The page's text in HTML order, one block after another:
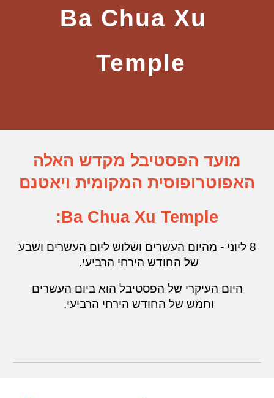
Ba Chua Xu
Temple
מועד הפסטיבל מקדש האלה
האפוטרופוסית המקומית ויאטנם
8 ליוני - מהיום העשרים ושלוש ליום העשרים ושבע
של החודש הירחי הרביעי.
היום העיקרי של הפסטיבל הוא ביום העשרים
וחמש של החודש הירחי הרביעי.